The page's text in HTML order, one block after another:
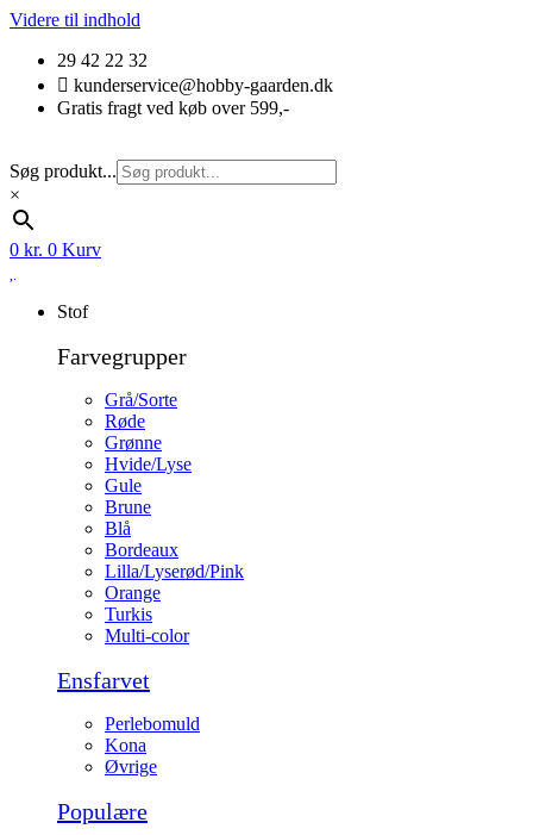
Videre til indhold
29 42 22 32
kunderservice@hobby-gaarden.dk
Gratis fragt ved køb over 599,-
Søg produkt...
×
0 kr. 0 Kurv
Stof
Farvegrupper
Grå/Sorte
Røde
Grønne
Hvide/Lyse
Gule
Brune
Blå
Bordeaux
Lilla/Lyserød/Pink
Orange
Turkis
Multi-color
Ensfarvet
Perlebomuld
Kona
Øvrige
Populære